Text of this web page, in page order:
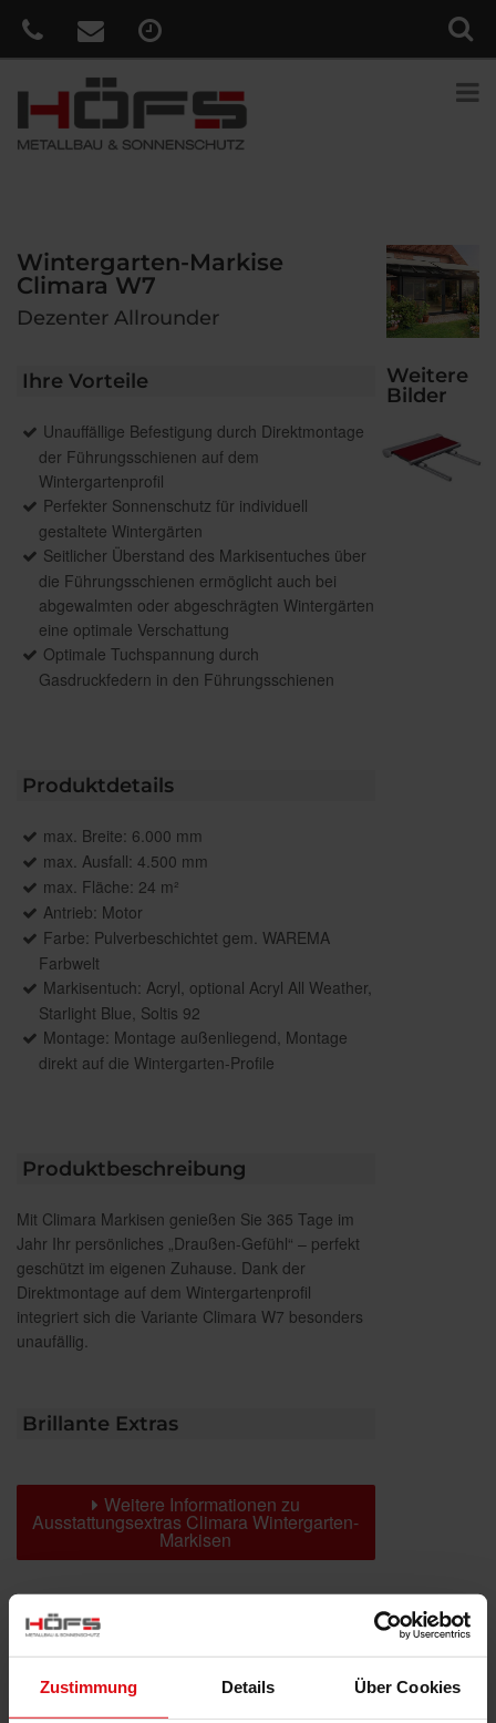
Zustimmung Details Über Cookies
Wintergarten-Markise
Climara W7
Dezenter Allrounder
Ihre Vorteile
Unauffällige Befestigung durch Direktmontage
der Führungsschienen auf dem
Wintergartenprofil
Perfekter Sonnenschutz für individuell
gestaltete Wintergärten
Seitlicher Überstand des Markisentuches über
die Führungsschienen ermöglicht auch bei
abgewalmten oder abgeschrägten Wintergärten
eine optimale Verschattung
Optimale Tuchspannung durch
Gasdruckfedern in den Führungsschienen
Produktdetails
max. Breite: 6.000 mm
max. Ausfall: 4.500 mm
max. Fläche: 24 m²
Antrieb: Motor
Farbe: Pulverbeschichtet gem. WAREMA
Farbwelt
Markisentuch: Acryl, optional Acryl All Weather,
Starlight Blue, Soltis 92
Montage: Montage außenliegend, Montage
direkt auf die Wintergarten-Profile
Produktbeschreibung
Mit Climara Markisen genießen Sie 365 Tage im
Jahr Ihr persönliches „Draußen-Gefühl“ – perfekt
geschützt im eigenen Zuhause. Dank der
Direktmontage auf dem Wintergartenprofil
integriert sich die Variante Climara W7 besonders
unaufällig.
Brillante Extras
Weitere Informationen zu
Ausstattungsextras Climara Wintergarten-
Markisen
Farben & Stoffe
Weitere Informationen
Weitere
Bilder